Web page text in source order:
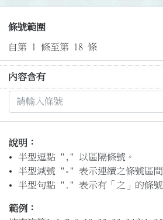
條號範圍
自第 1 條至第 18 條
內容含有
說明：
半型逗點 "," 以區隔條號。
半型減號 "-" 表示連續之條號區間
半型句點 "." 表示有「之」的條號
範例：